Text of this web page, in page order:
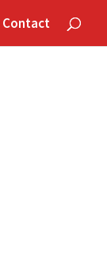
Contact